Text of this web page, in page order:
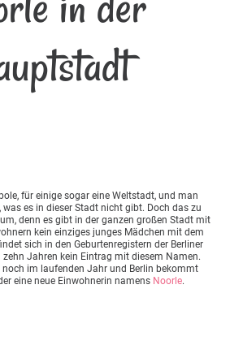
für einige sogar eine Weltstadt, und man
es in dieser Stadt nicht gibt. Doch das zu
denn es gibt in der ganzen großen Stadt mit
kein einziges junges Mädchen mit dem
sich in den Geburtenregistern der Berliner
Jahren kein Eintrag mit diesem Namen.
im laufenden Jahr und Berlin bekommt
eine neue Einwohnerin namens Noorle.